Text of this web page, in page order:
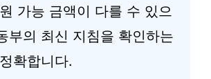
가능 금액이 다를 수 있으
부의 최신 지침을 확인하는
확합니다.